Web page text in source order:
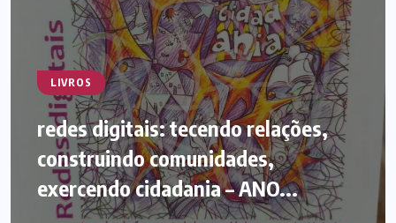
LIVROS
redes digitais: tecendo relações,
construindo comunidades,
exercendo cidadania – ANO...